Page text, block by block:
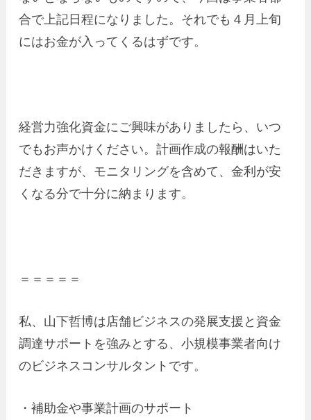
合で上記日程になりました。それでも４月上旬
にはお金が入ってくるはずです。
経営力強化資金にご興味がありましたら、いつ
でもお声かけください。計画作成の報酬はいた
だきますが、モニタリングを含めて、金利が安
くなる分で十分に納まります。
＝＝＝＝＝
私、山下哲博は店舗ビジネスの発展支援と資金
調達サポートを強みとする、小規模事業者向け
のビジネスコンサルタントです。
・補助金や事業計画のサポート